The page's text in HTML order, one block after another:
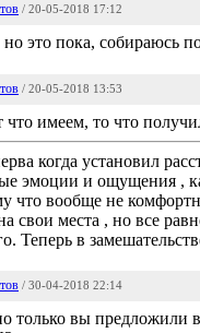
/ 20-05-2018 17:12
это пока, собираюсь
/ 20-05-2018 13:53
имеем, то что
когда установил
эмоции и ощущения ,
что вообще не
свои места , но все
Теперь в
/ 30-04-2018 22:14
только вы предложили